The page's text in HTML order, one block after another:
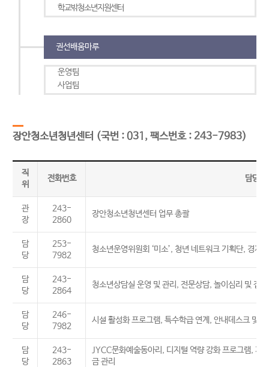
학교밖청소년지원센터
권선배움마루
운영팀
사업팀
장안청소년청년센터 (국번 : 031, 팩스번호 : 243-7983)
직
위
전화번호 담당업
관
장
243-
2860
장안청소년청년센터 업무 총괄
담
당
253-
7982
청소년운영위원회 ‘미소’, 청년 네트워크 기획단, 경제
담
당
243-
2864
청소년상담실 운영 및 관리, 전문상담, 놀이심리 및 집
담
당
246-
7982
시설 활성화 프로그램, 특수학급 연계, 안내데스크 및
담
당
243-
2863
JYCC문화예술동아리, 디지털 역량 강화 프로그램, 가
금 관리